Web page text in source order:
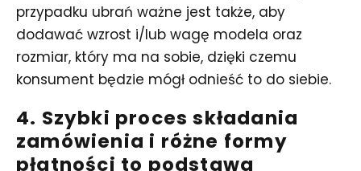
przypadku ubrań ważne jest także, aby
dodawać wzrost i/lub wagę modela oraz
rozmiar, który ma na sobie, dzięki czemu
konsument będzie mógł odnieść to do siebie.
4. Szybki proces składania
zamówienia i różne formy
płatności to podstawa